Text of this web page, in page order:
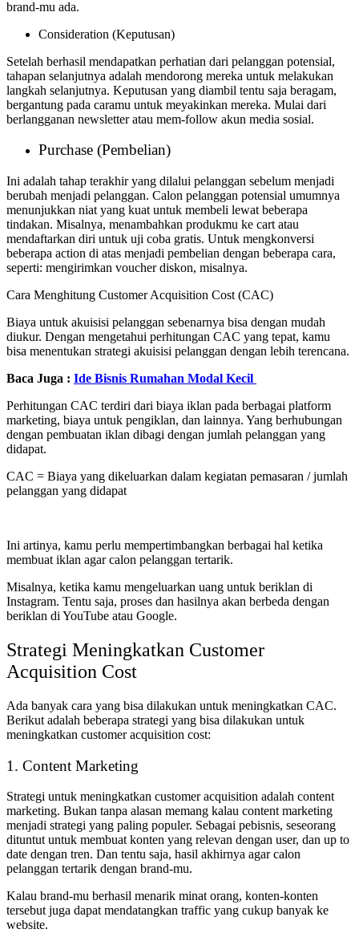
brand-mu ada.
Consideration (Keputusan)
Setelah berhasil mendapatkan perhatian dari pelanggan potensial,
tahapan selanjutnya adalah mendorong mereka untuk melakukan
langkah selanjutnya. Keputusan yang diambil tentu saja beragam,
bergantung pada caramu untuk meyakinkan mereka. Mulai dari
berlangganan newsletter atau mem-follow akun media sosial.
Purchase (Pembelian)
Ini adalah tahap terakhir yang dilalui pelanggan sebelum menjadi
berubah menjadi pelanggan. Calon pelanggan potensial umumnya
menunjukkan niat yang kuat untuk membeli lewat beberapa
tindakan. Misalnya, menambahkan produkmu ke cart atau
mendaftarkan diri untuk uji coba gratis. Untuk mengkonversi
beberapa action di atas menjadi pembelian dengan beberapa cara,
seperti: mengirimkan voucher diskon, misalnya.
Cara Menghitung Customer Acquisition Cost (CAC)
Biaya untuk akuisisi pelanggan sebenarnya bisa dengan mudah
diukur. Dengan mengetahui perhitungan CAC yang tepat, kamu
bisa menentukan strategi akuisisi pelanggan dengan lebih terencana.
Baca Juga : Ide Bisnis Rumahan Modal Kecil
Perhitungan CAC terdiri dari biaya iklan pada berbagai platform
marketing, biaya untuk pengiklan, dan lainnya. Yang berhubungan
dengan pembuatan iklan dibagi dengan jumlah pelanggan yang
didapat.
CAC = Biaya yang dikeluarkan dalam kegiatan pemasaran / jumlah
pelanggan yang didapat
Ini artinya, kamu perlu mempertimbangkan berbagai hal ketika
membuat iklan agar calon pelanggan tertarik.
Misalnya, ketika kamu mengeluarkan uang untuk beriklan di
Instagram. Tentu saja, proses dan hasilnya akan berbeda dengan
beriklan di YouTube atau Google.
Strategi Meningkatkan Customer
Acquisition Cost
Ada banyak cara yang bisa dilakukan untuk meningkatkan CAC.
Berikut adalah beberapa strategi yang bisa dilakukan untuk
meningkatkan customer acquisition cost:
1. Content Marketing
Strategi untuk meningkatkan customer acquisition adalah content
marketing. Bukan tanpa alasan memang kalau content marketing
menjadi strategi yang paling populer. Sebagai pebisnis, seseorang
dituntut untuk membuat konten yang relevan dengan user, dan up to
date dengan tren. Dan tentu saja, hasil akhirnya agar calon
pelanggan tertarik dengan brand-mu.
Kalau brand-mu berhasil menarik minat orang, konten-konten
tersebut juga dapat mendatangkan traffic yang cukup banyak ke
website.